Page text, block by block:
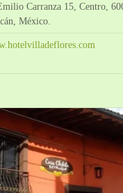
Carranza 15, Centro,
México.